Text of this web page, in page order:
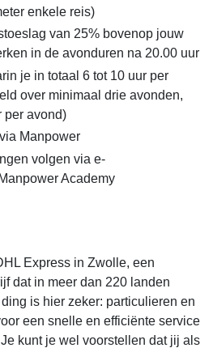
enkele reis)
van 25% bovenop jouw
in de avonduren na 20.00 uur
je in totaal 6 tot 10 uur per
over minimaal drie avonden,
per avond)
Manpower
volgen via e-
Academy
Express in Zwolle, een
dat in meer dan 220 landen
is hier zeker: particulieren en
een snelle en efficiënte service
kunt je wel voorstellen dat jij als